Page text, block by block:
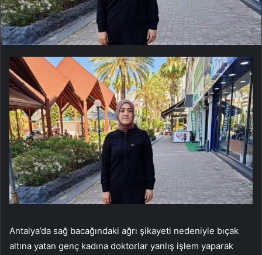
Antalya’da sağ bacağındaki ağrı şikayeti nedeniyle bıçak
altına yatan genç kadına doktorlar yanlış işlem yaparak